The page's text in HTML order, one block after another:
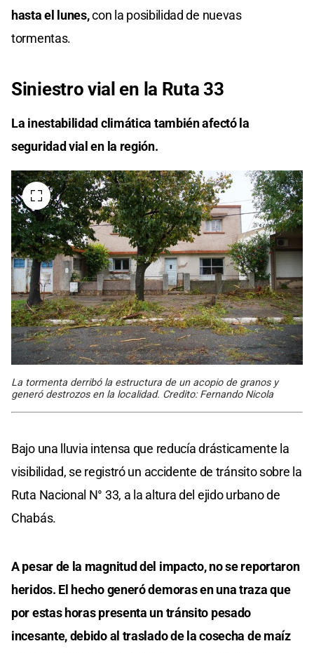
hasta el lunes,con la posibilidad de nuevas
tormentas.
Siniestro vial en la Ruta 33
La inestabilidad climática también afectó la
seguridad vial en la región.
La tormenta derribó la estructura de un acopio de granos y
generó destrozos en la localidad. Credito: Fernando Nicola
Bajo una lluvia intensa que reducía drásticamente la
visibilidad, se registró un accidente de tránsito sobre la
Ruta Nacional N° 33, a la altura del ejido urbano de
Chabás.
A pesar de la magnitud del impacto, no se reportaron
heridos. El hecho generó demoras en una traza que
por estas horas presenta un tránsito pesado
incesante, debido al traslado de la cosecha de maíz